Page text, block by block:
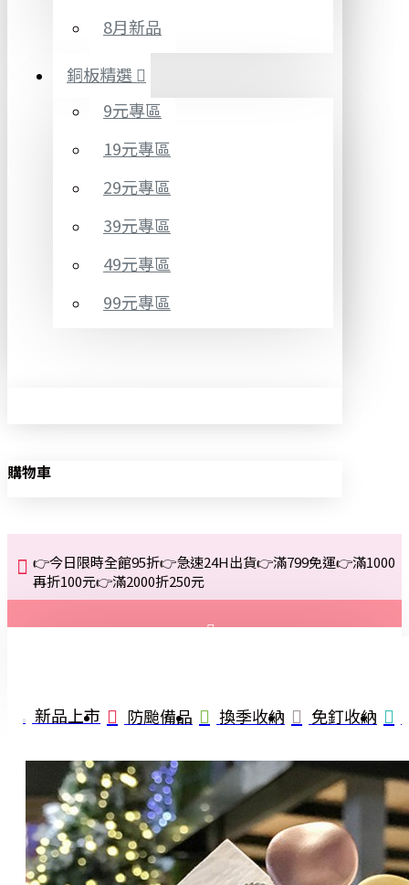
8月新品
銅板精選
9元專區
19元專區
29元專區
39元專區
49元專區
99元專區
購物車
👉今日限時全館95折👉急速24H出貨👉滿799免運👉滿1000
再折100元👉滿2000折250元
註冊
詢問
新品上市 防颱備品 換季收納 免釘收納